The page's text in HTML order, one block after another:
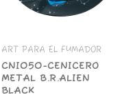
ART PARA EL FUMADOR
CNI050-CENICERO
METAL B.R.ALIEN
BLACK